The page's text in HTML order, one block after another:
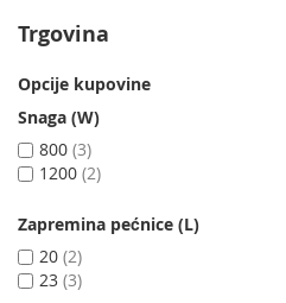
Trgovina
Opcije kupovine
Snaga (W)
800 3
1200 2
Zapremina pećnice (L)
20 2
23 3